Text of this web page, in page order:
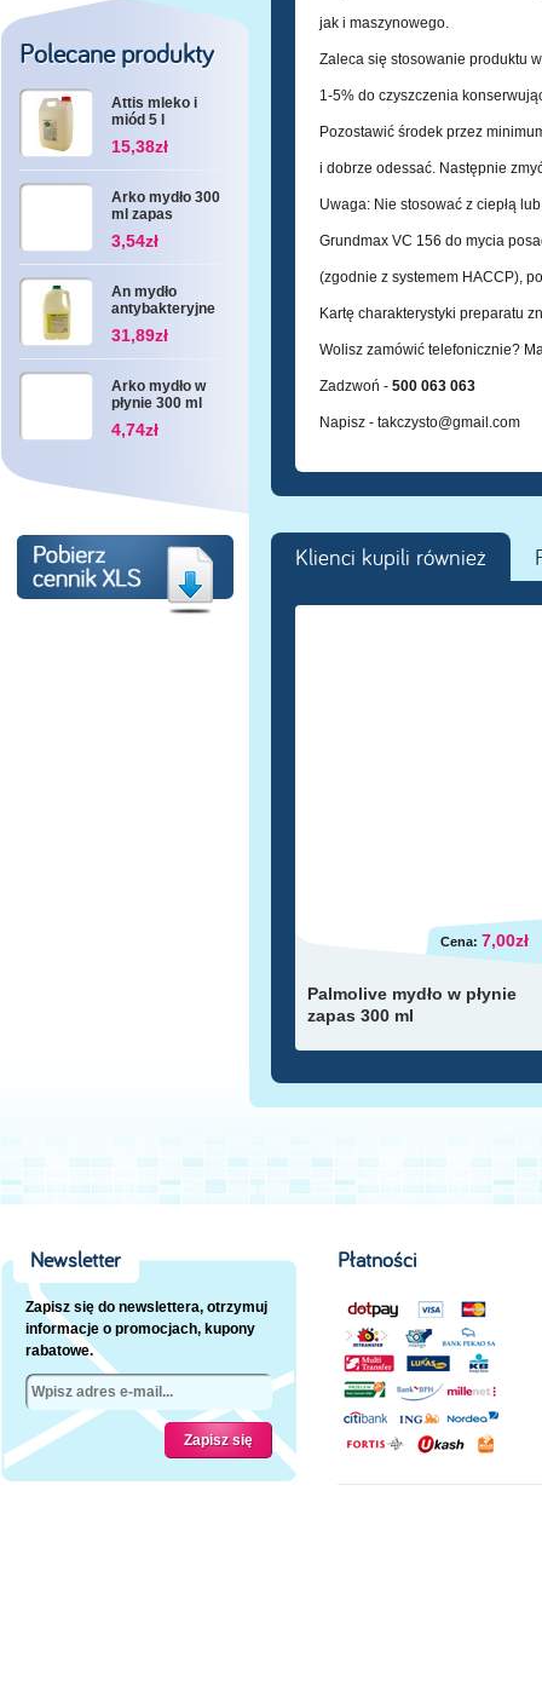
Polecane produkty
Attis mleko i
miód 5 l
15,38zł
Arko mydło 300
ml zapas
3,54zł
An mydło
antybakteryjne
3 l
31,89zł
Arko mydło w
płynie 300 ml
4,74zł
jak i maszynowego.
Zaleca się stosowanie produktu
1-5% do czyszczenia
Pozostawić środek przez
i dobrze odessać. Następnie
Uwaga: Nie stosować z ciepłą
Grundmax VC 156 do mycia
(zgodnie z systemem HACCP),
Kartę charakterystyki preparatu
Wolisz zamówić telefonicznie?
Zadzwoń - 500 063 063
Napisz - takczysto@gmail.com
Klienci kupili również
Cena: 7,00zł
Palmolive mydło w płynie
zapas 300 ml
Newsletter
Zapisz się do newslettera, otrzymuj
informacje o promocjach, kupony
rabatowe.
Płatności